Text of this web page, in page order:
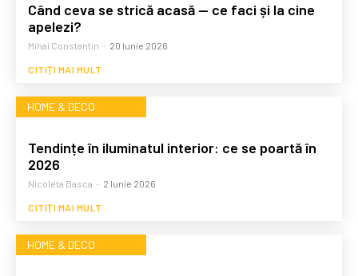
Când ceva se strică acasă — ce faci și la cine
apelezi?
Mihai Constantin - 20 Iunie 2026
CITIȚI MAI MULT
HOME & DECO
Tendințe în iluminatul interior: ce se poartă în
2026
Nicoleta Basca - 2 Iunie 2026
CITIȚI MAI MULT
HOME & DECO